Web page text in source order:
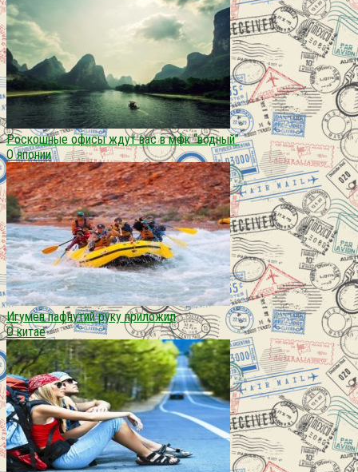
Роскошные офисы ждут вас в мфк “водный”
О японии
Игумен пафнутий руку приложил
О китае